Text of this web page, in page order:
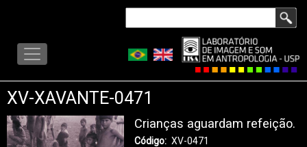
conteúdo
LISA
MENU
XV-XAVANTE-0471
Crianças aguardam refeição.
Código
XV-0471